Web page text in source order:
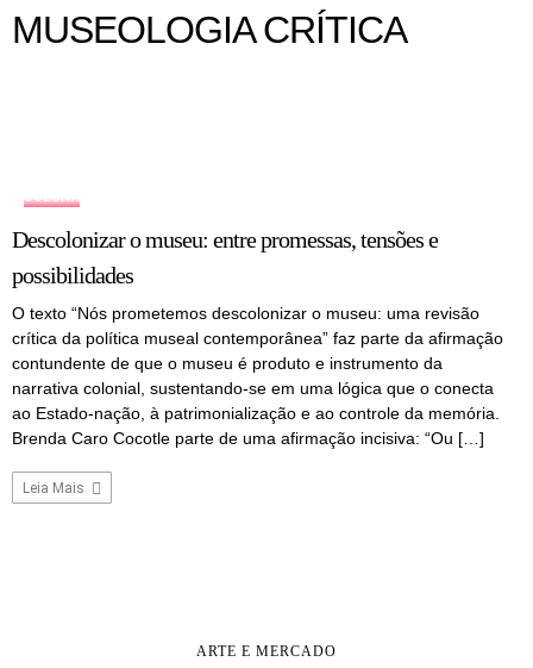
MUSEOLOGIA CRÍTICA
COLUNA
Descolonizar o museu: entre promessas, tensões e
possibilidades
O texto “Nós prometemos descolonizar o museu: uma revisão
crítica da política museal contemporânea” faz parte da afirmação
contundente de que o museu é produto e instrumento da
narrativa colonial, sustentando-se em uma lógica que o conecta
ao Estado-nação, à patrimonialização e ao controle da memória.
Brenda Caro Cocotle parte de uma afirmação incisiva: “Ou […]
Leia Mais
ARTE E MERCADO